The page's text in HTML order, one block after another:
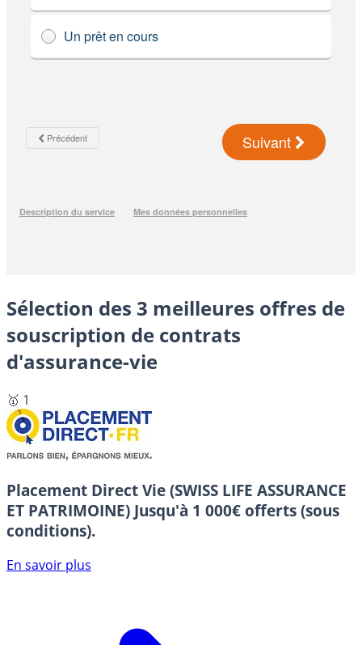
Sélection des 3 meilleures offres de
souscription de contrats
d'assurance-vie
🥇 1
Placement Direct Vie (SWISS LIFE ASSURANCE
ET PATRIMOINE) Jusqu'à 1 000€ offerts (sous
conditions).
En savoir plus